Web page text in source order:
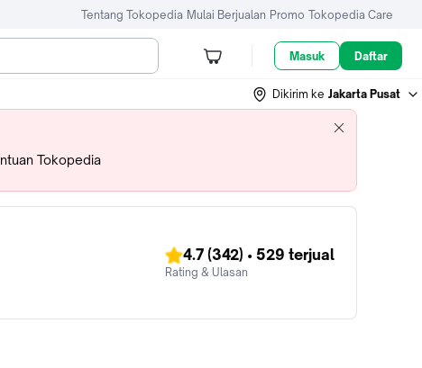
Tentang Tokopedia Mulai Berjualan Promo Tokopedia Care
Masuk Daftar
Dikirim ke Jakarta Pusat
Tokopedia
4.7 (342) • 529 terjual
Rating & Ulasan